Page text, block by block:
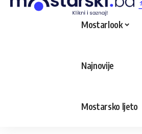
Mostarlook
Najnovije
Mostarsko ljeto